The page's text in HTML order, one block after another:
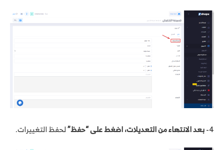
4- بعد الانتهاء من التعديلات، اضغط على “حفظ”لحفظ التغييرات.